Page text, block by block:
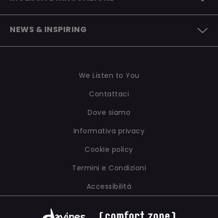
CONTATTI
WE LISTEN TO YOU
ESSERE B CORP
NEWS & INSPIRING
We Listen to You
Contattaci
Dove siamo
Informativa privacy
Cookie policy
Termini e Condizioni
Accessibilità